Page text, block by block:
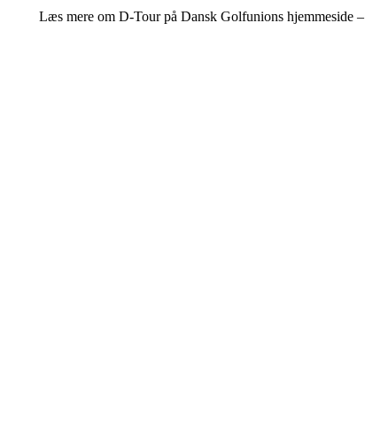
Læs mere om D-Tour på Dansk Golfunions hjemmeside –